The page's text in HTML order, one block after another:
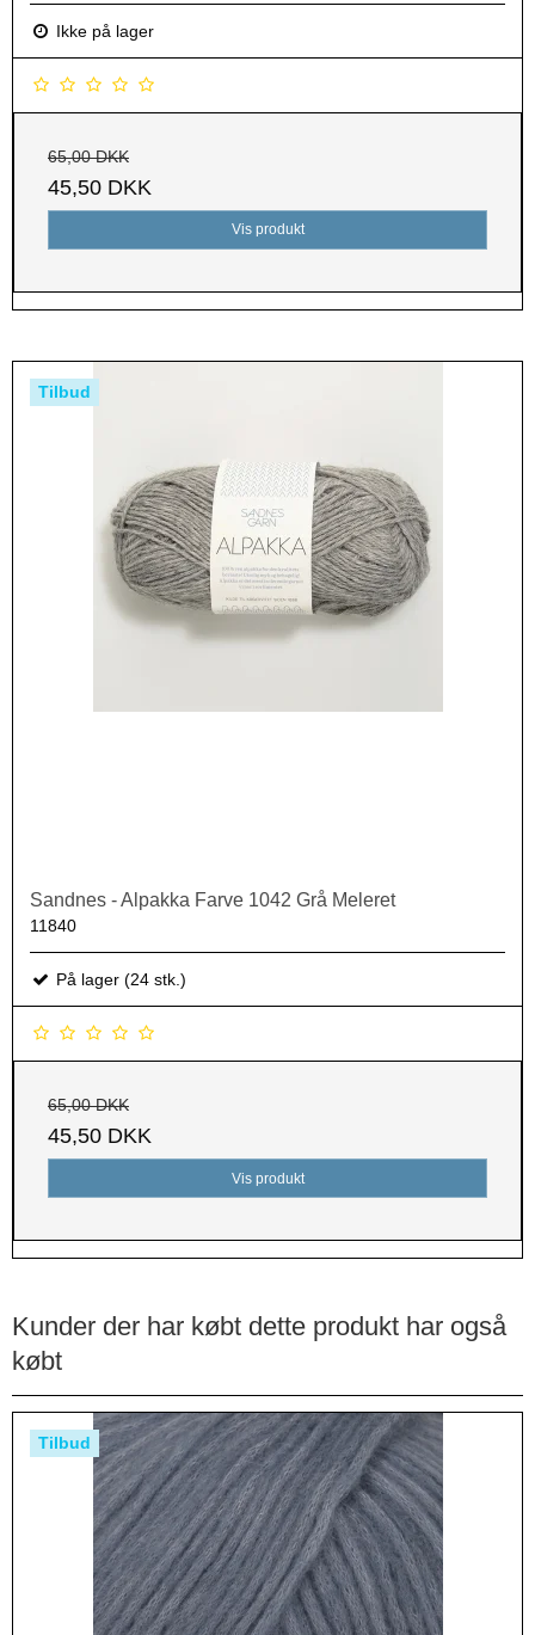
Ikke på lager
65,00 DKK
45,50 DKK
Vis produkt
Tilbud
Sandnes - Alpakka Farve 1042 Grå Meleret
11840
På lager (24 stk.)
65,00 DKK
45,50 DKK
Vis produkt
Kunder der har købt dette produkt har også
købt
Tilbud